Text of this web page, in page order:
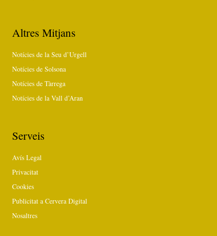
Altres Mitjans
Notícies de la Seu d’Urgell
Notícies de Solsona
Notícies de Tàrrega
Notícies de la Vall d’Aran
Serveis
Avís Legal
Privacitat
Cookies
Publicitat a Cervera Digital
Nosaltres